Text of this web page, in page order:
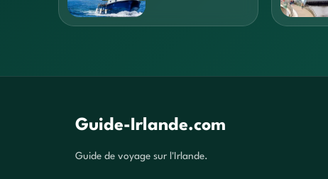
Guide-Irlande.com
Guide de voyage sur l'Irlande.